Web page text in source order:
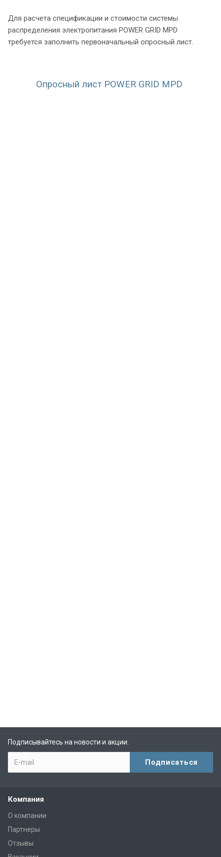
Для расчета спецификации и стоимости системы
распределения электропитания POWER GRID MPD
требуется заполнить первоначальный опросный лист.
Опросный лист POWER GRID MPD
Подписывайтесь на новости и акции:
Компания
О компании
Партнеры
Отзывы